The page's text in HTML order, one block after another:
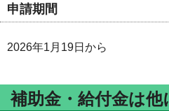
申請期間
2026年1月19日から
補助金・給付金は他